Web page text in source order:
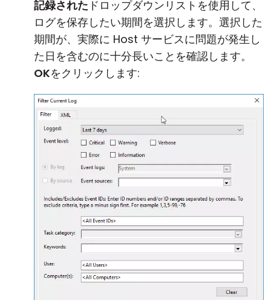
記録された ドロップダウンリストを使用して、
ログを保存したい期間を選択します。選択した
期間が、実際に Host サービスに問題が発生し
た日を含むのに十分長いことを確認します。
OKをクリックします: